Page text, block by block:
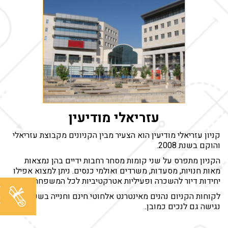
עזריאלי מודיעין
קניון עזריאלי מודיעין הוא הצעיר מבין הקניונים מקבוצת עזריאלי
והוקם בשנת 2008.
הקניון מתפרס על שני קומות מסחר רחבות ידיים בהן נמצאות
מאות חנויות, מסעדות, משרדים ואולמי כנסים. ניתן למצוא אפילו
יחידות דיור להשכרה ופעיליות אטרקטיביות לכל המשפחה.
לקוחות הקניום נהנים מאינטרנט אלחוטי חינם וחנייה בשפע –
נגישה גם לנכים כמובן.